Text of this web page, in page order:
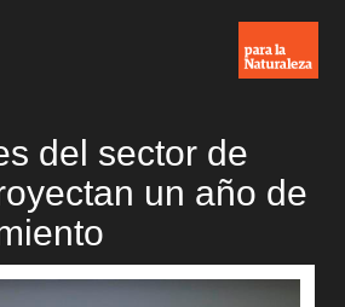
del sector de
un año de